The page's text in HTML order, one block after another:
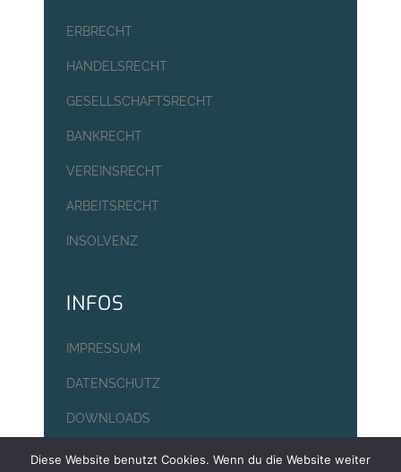
ERBRECHT
HANDELSRECHT
GESELLSCHAFTSRECHT
BANKRECHT
VEREINSRECHT
ARBEITSRECHT
INSOLVENZ
INFOS
IMPRESSUM
DATENSCHUTZ
DOWNLOADS
Diese Website benutzt Cookies. Wenn du die Website weiter